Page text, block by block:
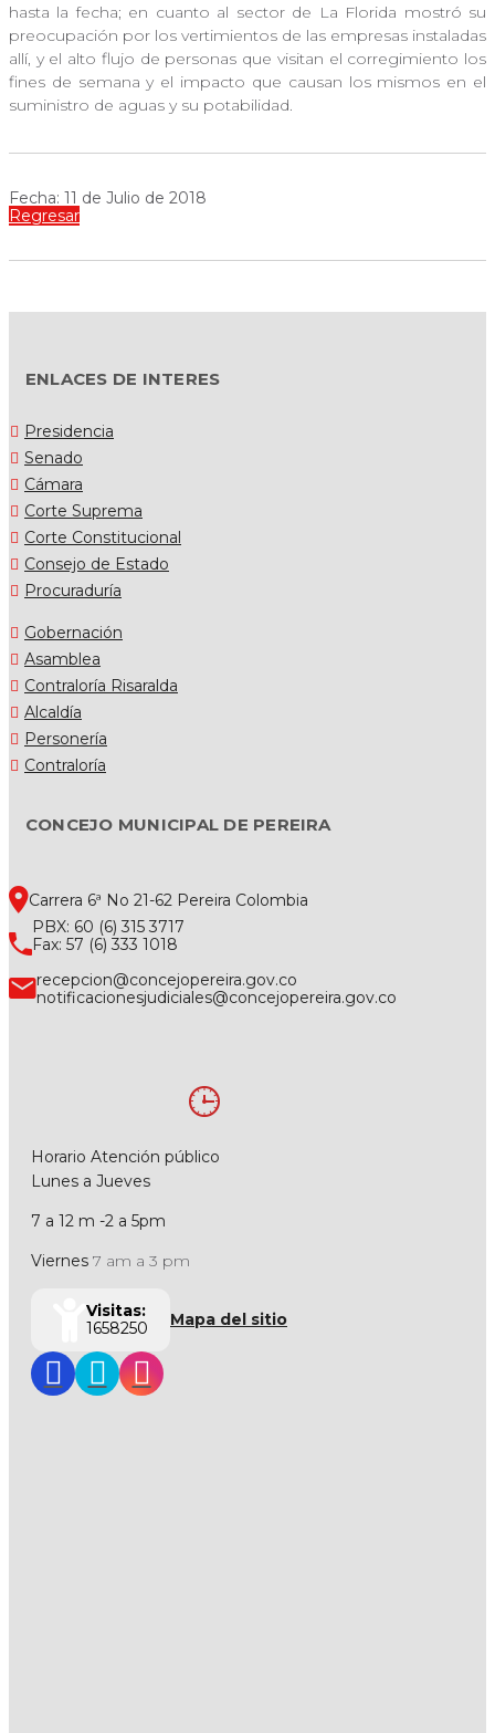
hasta la fecha; en cuanto al sector de La Florida mostró su
preocupación por los vertimientos de las empresas instaladas
allí, y el alto flujo de personas que visitan el corregimiento los
fines de semana y el impacto que causan los mismos en el
suministro de aguas y su potabilidad.
Fecha: 11 de Julio de 2018
Regresar
ENLACES DE INTERES
Presidencia
Senado
Cámara
Corte Suprema
Corte Constitucional
Consejo de Estado
Procuraduría
Gobernación
Asamblea
Contraloría Risaralda
Alcaldía
Personería
Contraloría
CONCEJO MUNICIPAL DE PEREIRA
Carrera 6ª No 21-62 Pereira Colombia
PBX: 60 (6) 315 3717
Fax: 57 (6) 333 1018
recepcion@concejopereira.gov.co
notificacionesjudiciales@concejopereira.gov.co
Horario Atención público
Lunes a Jueves
7 a 12 m -2 a 5pm
Viernes 7 am a 3 pm
Visitas:
1658250
Mapa del sitio